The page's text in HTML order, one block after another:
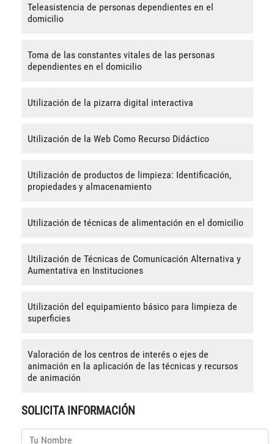
Teleasistencia de personas dependientes en el
domicilio
Toma de las constantes vitales de las personas
dependientes en el domicilio
Utilización de la pizarra digital interactiva
Utilización de la Web Como Recurso Didáctico
Utilización de productos de limpieza: Identificación,
propiedades y almacenamiento
Utilización de técnicas de alimentación en el domicilio
Utilización de Técnicas de Comunicación Alternativa y
Aumentativa en Instituciones
Utilización del equipamiento básico para limpieza de
superficies
Valoración de los centros de interés o ejes de
animación en la aplicación de las técnicas y recursos
de animación
SOLICITA INFORMACIÓN